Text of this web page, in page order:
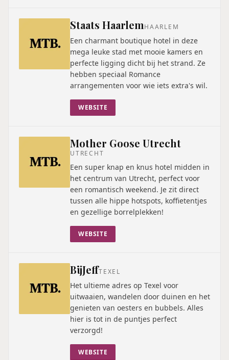
Staats HaarlemHAARLEM
Een charmant boutique hotel in deze
mega leuke stad met mooie kamers en
perfecte ligging dicht bij het strand. Ze
hebben speciaal Romance
arrangementen voor wie iets extra's wil.
WEBSITE
Mother Goose Utrecht
UTRECHT
Een super knap en knus hotel midden in
het centrum van Utrecht, perfect voor
een romantisch weekend. Je zit direct
tussen alle hippe hotspots, koffietentjes
en gezellige borrelplekken!
WEBSITE
BijJeffTEXEL
Het ultieme adres op Texel voor
uitwaaien, wandelen door duinen en het
genieten van oesters en bubbels. Alles
hier is tot in de puntjes perfect
verzorgd!
WEBSITE